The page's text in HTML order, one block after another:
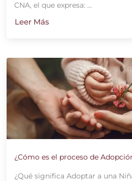
CNA, el que expresa: ...
Leer Más
¿Cómo es el proceso de
¿Qué significa Adoptar a una